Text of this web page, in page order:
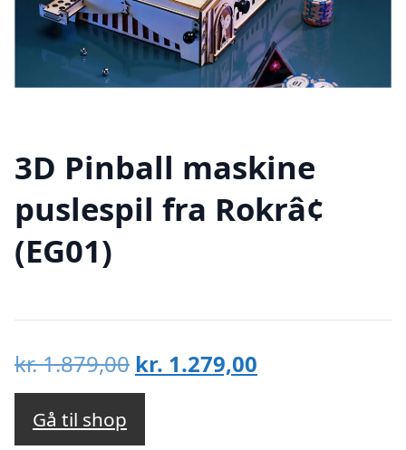
3D Pinball maskine
puslespil fra Rokrâ¢
(EG01)
kr.1.879,00 Den
oprindelige
kr. 1.279,00
Gå til shop